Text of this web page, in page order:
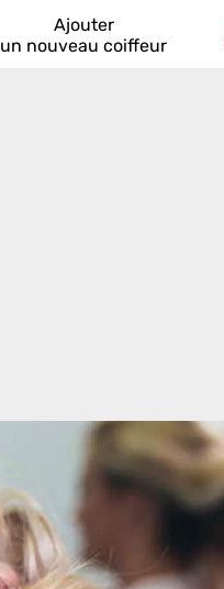
Ajouter
un nouveau coiffeur